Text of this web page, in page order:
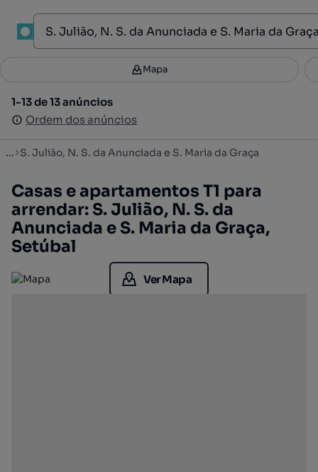
Filtros 3
1-13 de 13 anúncios
Ordem dos anúncios
Mapa
1-13 de 13 anúncios
Ordem dos anúncios
... S. Julião, N. S. da Anunciada e S. Maria da Graça
Casas e apartamentos T1 para
arrendar: S. Julião, N. S. da
Anunciada e S. Maria da Graça,
Setúbal
Ver Mapa